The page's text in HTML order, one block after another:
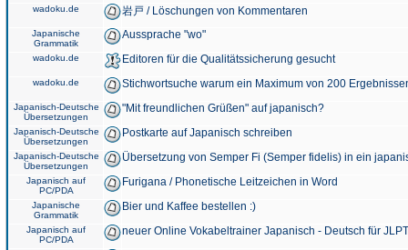
wadoku.de 岩戸 / Löschungen von Kommentaren
Japanische
Grammatik
Aussprache "wo"
wadoku.de Editoren für die Qualitätssicherung gesucht
wadoku.de Stichwortsuche warum ein Maximum von 200
Japanisch-Deutsche
Übersetzungen
"Mit freundlichen Grüßen" auf japanisch?
Japanisch-Deutsche
Übersetzungen
Postkarte auf Japanisch schreiben
Japanisch-Deutsche
Übersetzungen
Übersetzung von Semper Fi (Semper fidelis) in ein
Japanisch auf
PC/PDA
Furigana / Phonetische Leitzeichen in Word
Japanische
Grammatik
Bier und Kaffee bestellen :)
Japanisch auf
PC/PDA
neuer Online Vokabeltrainer Japanisch - Deutsch für